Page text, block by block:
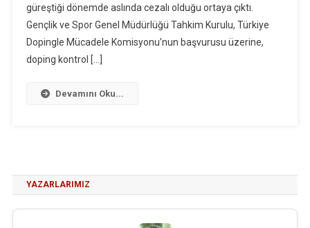
güreştiği dönemde aslında cezalı olduğu ortaya çıktı.
Gençlik ve Spor Genel Müdürlüğü Tahkim Kurulu, Türkiye
Dopingle Mücadele Komisyonu’nun başvurusu üzerine,
doping kontrol […]
Devamını Oku...
YAZARLARIMIZ